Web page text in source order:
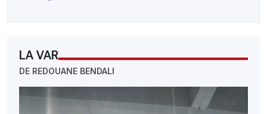
LA VAR
DE REDOUANE BENDALI